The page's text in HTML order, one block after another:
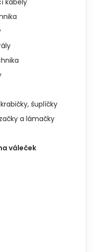
kabely
šuplíčky
a lámačky
váleček